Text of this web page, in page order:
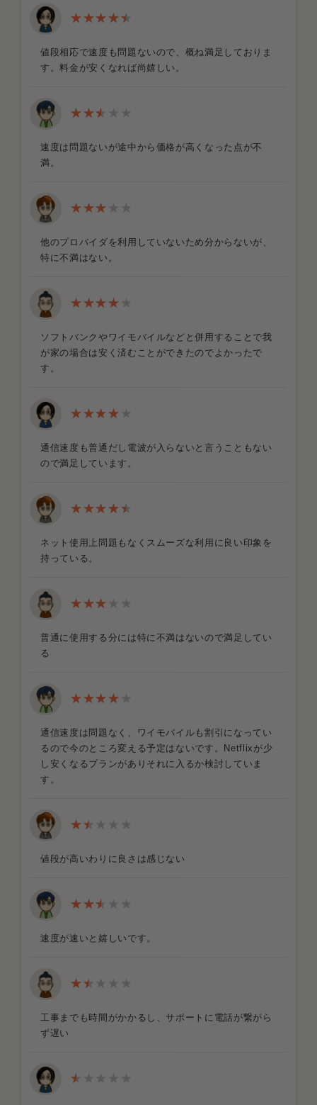
値段相応で速度も問題ないので、概ね満足しておりま
す。料金が安くなれば尚嬉しい。
速度は問題ないが途中から価格が高くなった点が不
満。
他のプロバイダを利用していないため分からないが、
特に不満はない。
ソフトバンクやワイモバイルなどと併用することで我
が家の場合は安く済むことができたのでよかったで
す。
通信速度も普通だし電波が入らないと言うこともない
ので満足しています。
ネット使用上問題もなくスムーズな利用に良い印象を
持っている。
普通に使用する分には特に不満はないので満足してい
る
通信速度は問題なく、ワイモバイルも割引になってい
るので今のところ変える予定はないです。Netflixが少
し安くなるプランがありそれに入るか検討していま
す。
値段が高いわりに良さは感じない
速度が速いと嬉しいです。
工事までも時間がかかるし、サポートに電話が繋がら
ず遅い